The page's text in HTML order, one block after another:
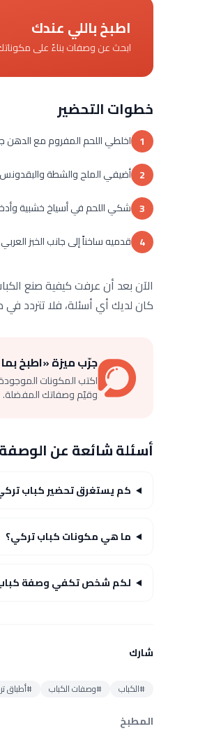
اطبخ باللي عندك
ابحث عن وصفات بناءً على
خطوات التحضير
1 اخلطي اللحم المفروم مع الدهن
2 أضيفي الملح والشطة
3 شكي اللحم في أسياخ خشبية وأدخليها للفرن على حرارة 190
4 قدميه ساخناً إلى جانب الخبز
الآن بعد أن عرفت كيفية صنع
كان لديك أي أسئلة، فلا تتردد
جرّب ميزة «اطبخ
اكتب المكونات
وقيّم وصفاتك المفضلة.
أسئلة شائعة عن الوصفة
كم يستغرق تحضير كباب
ما هي مكونات كباب تركي؟
لكم شخص تكفي وصفة
شارك
#الكباب #وصفات الكباب #أطباق
المطبخ